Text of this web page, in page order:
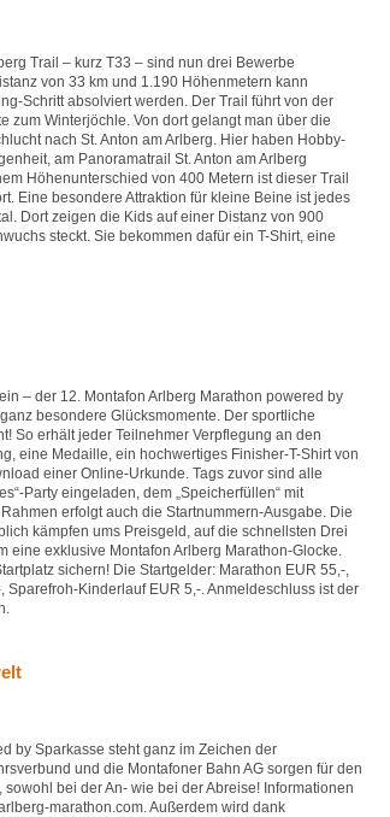
Trail – kurz T33 – sind nun drei Bewerbe
von 33 km und 1.190 Höhenmetern kann
Schritt absolviert werden. Der Trail führt von der
zum Winterjöchle. Von dort gelangt man über die
nach St. Anton am Arlberg. Hier haben Hobby-
am Panoramatrail St. Anton am Arlberg
Höhenunterschied von 400 Metern ist dieser Trail
Eine besondere Attraktion für kleine Beine ist jedes
Dort zeigen die Kids auf einer Distanz von 900
steckt. Sie bekommen dafür ein T-Shirt, eine
– der 12. Montafon Arlberg Marathon powered by
besondere Glücksmomente. Der sportliche
So erhält jeder Teilnehmer Verpflegung an den
eine Medaille, ein hochwertiges Finisher-T-Shirt von
einer Online-Urkunde. Tags zuvor sind alle
Party eingeladen, dem „Speicherfüllen“ mit
erfolgt auch die Startnummern-Ausgabe. Die
kämpfen ums Preisgeld, auf die schnellsten Drei
eine exklusive Montafon Arlberg Marathon-Glocke.
sichern! Die Startgelder: Marathon EUR 55,-,
Sparefroh-Kinderlauf EUR 5,-. Anmeldeschluss ist der
by Sparkasse steht ganz im Zeichen der
und die Montafoner Bahn AG sorgen für den
bei der An- wie bei der Abreise! Informationen
marathon.com. Außerdem wird dank